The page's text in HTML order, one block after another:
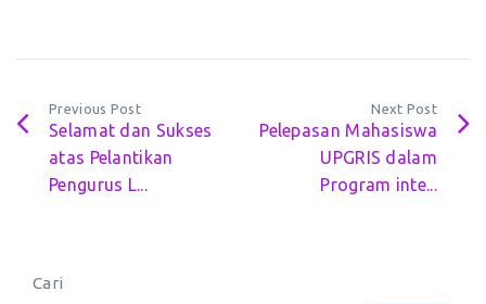
Previous Post
Selamat dan Sukses
atas Pelantikan
Pengurus L...
Next Post
Pelepasan Mahasiswa
UPGRIS dalam
Program inte...
Cari